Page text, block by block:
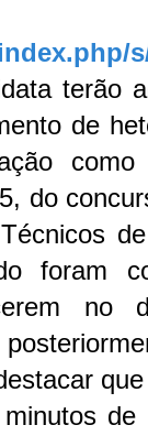
terão
de
do
foram
no
de